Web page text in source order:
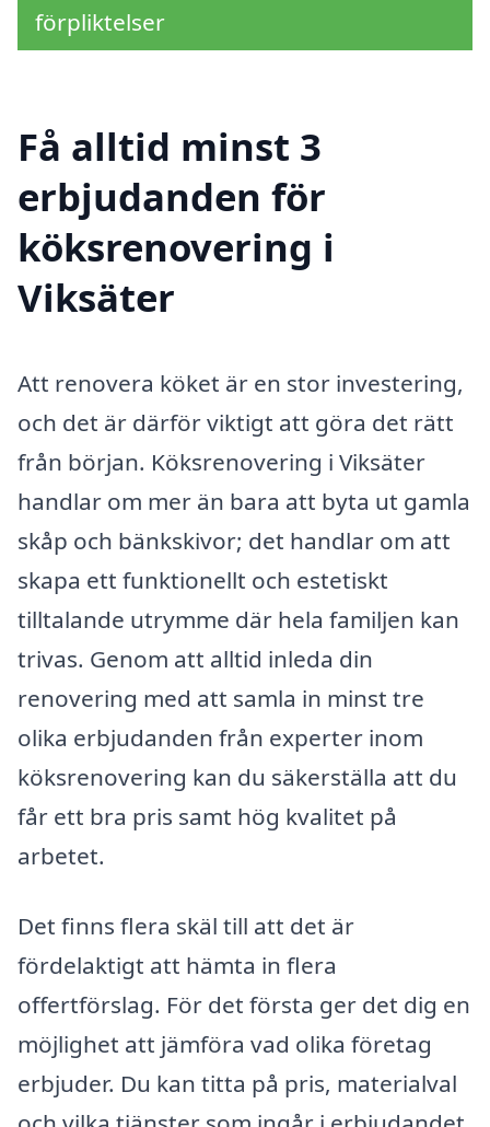
förpliktelser
Få alltid minst 3
erbjudanden för
köksrenovering i
Viksäter
Att renovera köket är en stor investering,
och det är därför viktigt att göra det rätt
från början. Köksrenovering i Viksäter
handlar om mer än bara att byta ut gamla
skåp och bänkskivor; det handlar om att
skapa ett funktionellt och estetiskt
tilltalande utrymme där hela familjen kan
trivas. Genom att alltid inleda din
renovering med att samla in minst tre
olika erbjudanden från experter inom
köksrenovering kan du säkerställa att du
får ett bra pris samt hög kvalitet på
arbetet.
Det finns flera skäl till att det är
fördelaktigt att hämta in flera
offertförslag. För det första ger det dig en
möjlighet att jämföra vad olika företag
erbjuder. Du kan titta på pris, materialval